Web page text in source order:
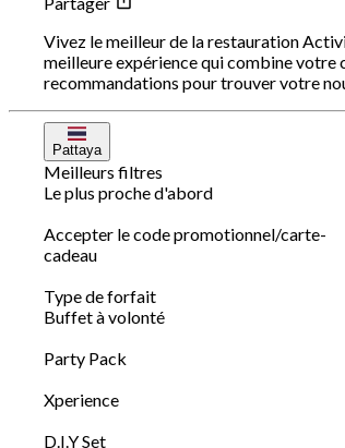
Vivez le meilleur de la restauration
meilleure expérience qui combine votre
recommandations pour trouver votre
Pattaya
Meilleurs filtres
Le plus proche d'abord
Accepter le code promotionnel/carte-
cadeau
Type de forfait
Buffet à volonté
Party Pack
Xperience
D.I.Y Set